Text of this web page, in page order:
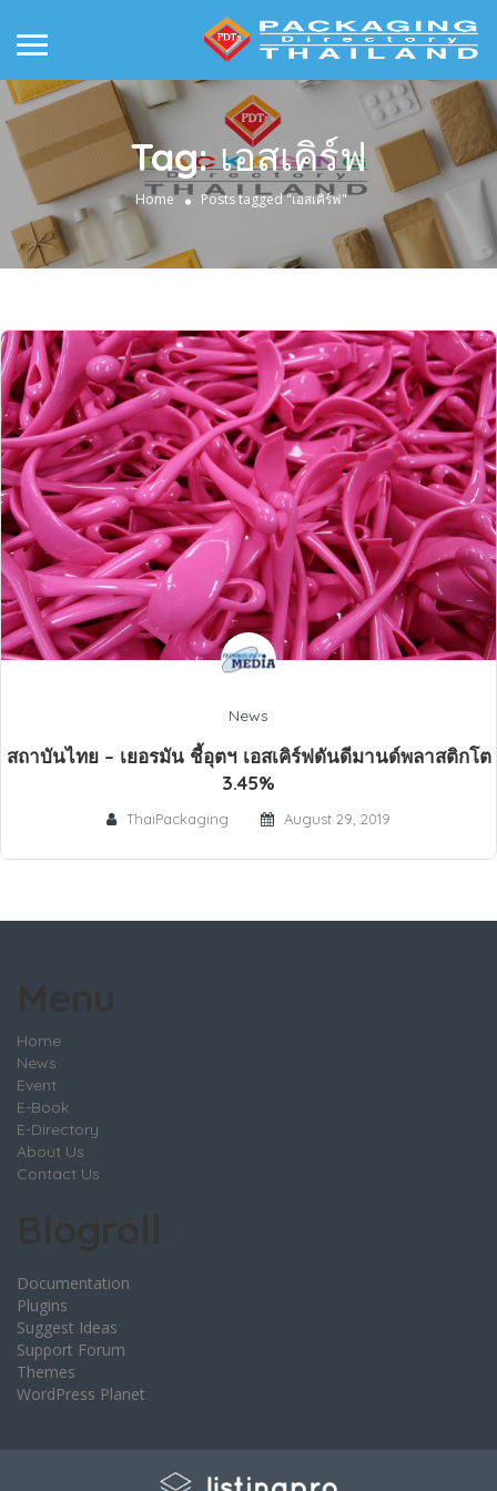
Tag:เอสเคิร์ฟ
Home Posts tagged "เอสเคิร์ฟ"
News
สถาบันไทย – เยอรมัน ชี้อุตฯ เอสเคิร์ฟดันดีมานด์พลาสติกโต
3.45%
ThaiPackaging August 29, 2019
Home
News
Event
E-Book
E-Directory
About Us
Contact Us
Documentation
Plugins
Suggest Ideas
Support Forum
Themes
WordPress Planet